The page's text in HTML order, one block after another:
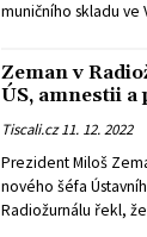
muničního skladu ve
Fiala (ODS) ve
Zeman v
ÚS, amnestii
Tiscali.cz 11. 12. 2022
Prezident Miloš
nového šéfa
Radiožurnálu řekl,